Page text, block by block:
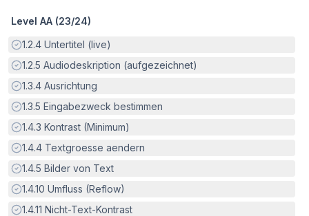
Level AA (23/24)
Erfüllt:
1.2.4 Untertitel (live)
Erfüllt:
1.2.5 Audiodeskription (aufgezeichnet)
Erfüllt:
1.3.4 Ausrichtung
Erfüllt:
1.3.5 Eingabezweck bestimmen
Erfüllt:
1.4.3 Kontrast (Minimum)
Erfüllt:
1.4.4 Textgroesse aendern
Erfüllt:
1.4.5 Bilder von Text
Erfüllt:
1.4.10 Umfluss (Reflow)
Erfüllt:
1.4.11 Nicht-Text-Kontrast